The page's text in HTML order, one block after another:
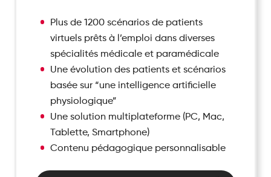
Plus de 1200 scénarios de patients
virtuels prêts à l’emploi dans diverses
spécialités médicale et paramédicale
Une évolution des patients et scénarios
basée sur “une intelligence artificielle
physiologique”
Une solution multiplateforme (PC, Mac,
Tablette, Smartphone)
Contenu pédagogique personnalisable